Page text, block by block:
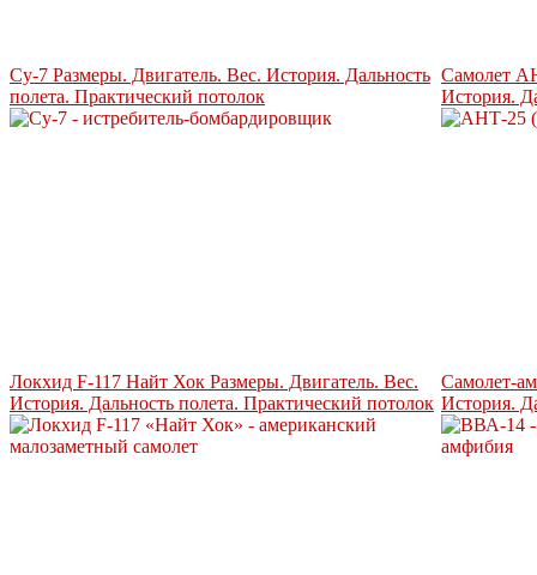
Су-7 Размеры. Двигатель. Вес. История. Дальность
полета. Практический потолок
Самолет
История.
Локхид F-117 Найт Хок Размеры. Двигатель. Вес.
История. Дальность полета. Практический потолок
Самолет-
История.